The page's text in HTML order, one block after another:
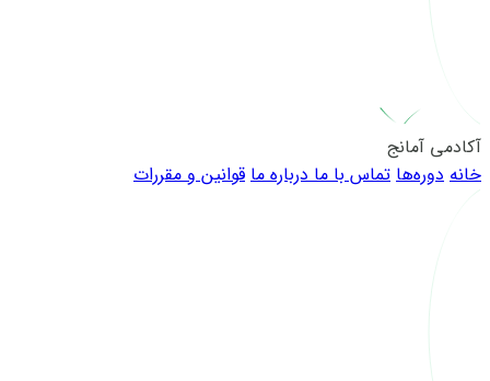
آکادمی آمانج
خانه دوره‌ها تماس با مادرباره ما قوانین و مقررات